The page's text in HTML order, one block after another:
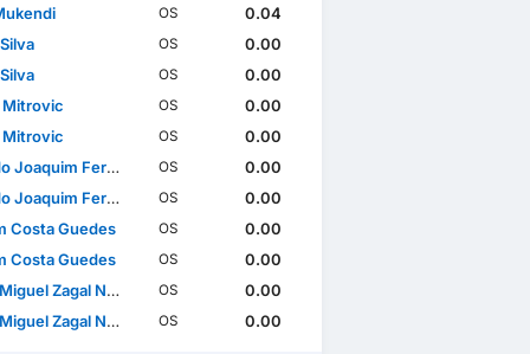
OS
0.04
OS
0.00
OS
0.00
Mitrovic
OS
0.00
Mitrovic
OS
0.00
Ferreira Rocha
OS
0.00
Ferreira Rocha
OS
0.00
Costa Guedes
OS
0.00
Costa Guedes
OS
0.00
Zagal Nunes
OS
0.00
Zagal Nunes
OS 0.00